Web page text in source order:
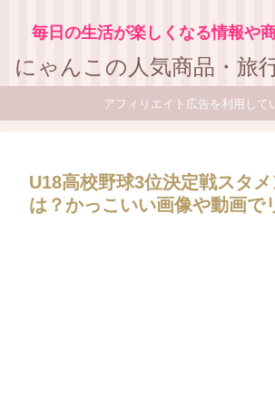
毎日の生活が楽しくなる情報や
にゃんこの人気商品・旅
アフィリエイト広告を利用して
U18高校野球3位決定戦スタ
は？かっこいい画像や動画で